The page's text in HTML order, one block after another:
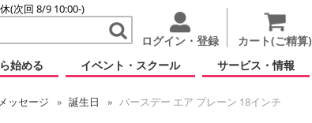
(次回 8/9 10:00-)
ログイン・登録 カート(ご精算)
始める イベント・スクール サービス・情報
メッセージ 誕生日 バースデー エア プレーン 18インチ